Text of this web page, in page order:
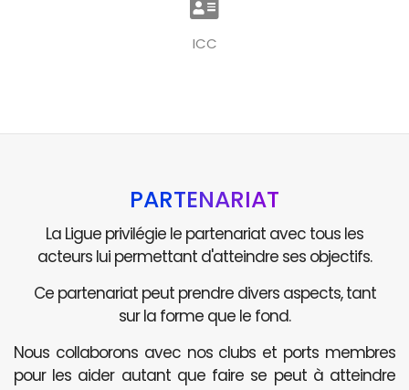
ICC
PARTENARIAT
La Ligue privilégie le partenariat avec tous les
acteurs lui permettant d'atteindre ses objectifs.
Ce partenariat peut prendre divers aspects, tant
sur la forme que le fond.
Nous collaborons avec nos clubs et ports membres
pour les aider autant que faire se peut à atteindre